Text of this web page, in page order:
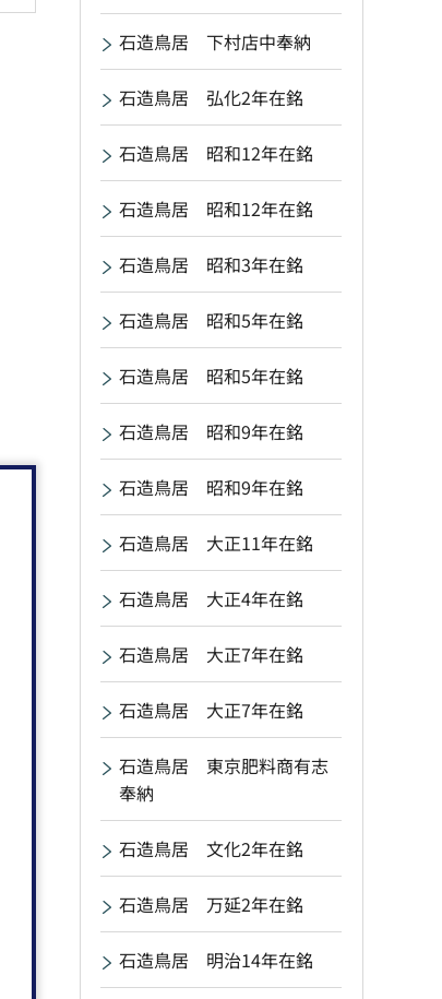
石造鳥居 下村店中奉納
石造鳥居 弘化2年在銘
石造鳥居 昭和12年在銘
石造鳥居 昭和12年在銘
石造鳥居 昭和3年在銘
石造鳥居 昭和5年在銘
石造鳥居 昭和5年在銘
石造鳥居 昭和9年在銘
石造鳥居 昭和9年在銘
石造鳥居 大正11年在銘
石造鳥居 大正4年在銘
石造鳥居 大正7年在銘
石造鳥居 大正7年在銘
石造鳥居 東京肥料商有志
奉納
石造鳥居 文化2年在銘
石造鳥居 万延2年在銘
石造鳥居 明治14年在銘